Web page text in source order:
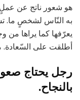
هو شعور ناتج عن عملٍ
به النّاس لشخصٍ ما.
يعرّفها كما يراها من
أطلقت على السّعادة.
رجل يحتاج
بالنجاح.